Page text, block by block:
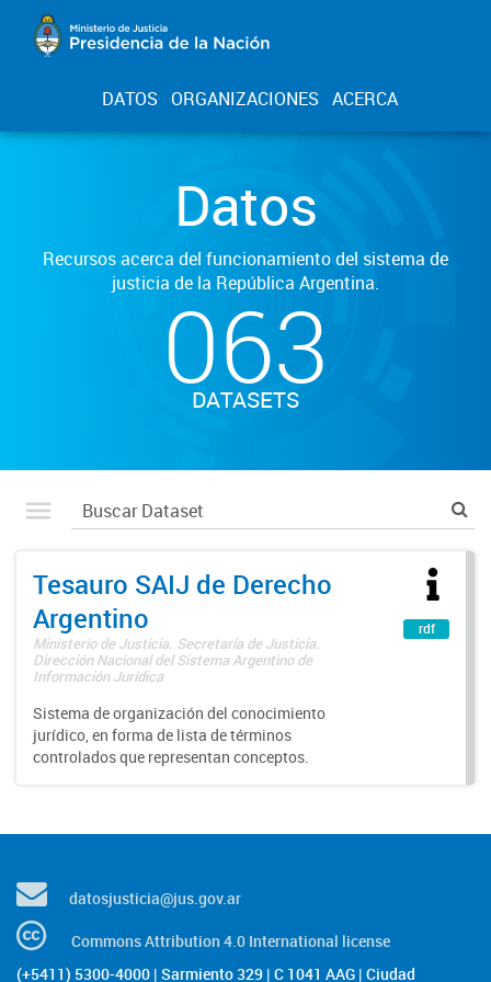
DATOS ORGANIZACIONES ACERCA
Datos
Recursos acerca del funcionamiento del sistema de
justicia de la República Argentina.
063
DATASETS
Tesauro SAIJ de Derecho
Argentino
Ministerio de Justicia. Secretaría de Justicia.
Dirección Nacional del Sistema Argentino de
Información Jurídica
Sistema de organización del conocimiento
jurídico, en forma de lista de términos
controlados que representan conceptos.
rdf
datosjusticia@jus.gov.ar
Commons Attribution 4.0 International license
(+5411) 5300-4000 | Sarmiento 329 | C 1041 AAG | Ciudad